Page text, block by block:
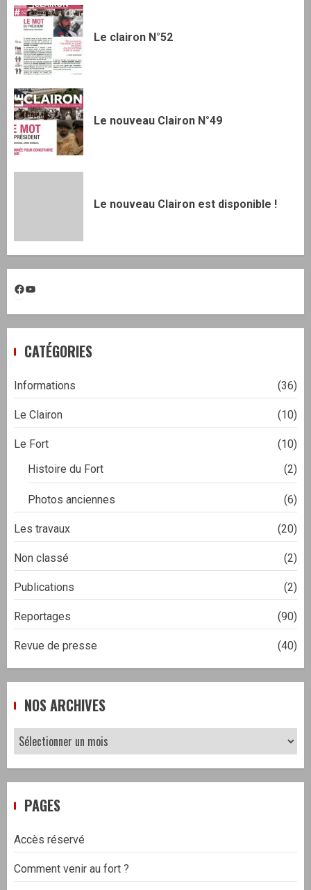
Le clairon N°52
Le nouveau Clairon N°49
Le nouveau Clairon est disponible !
CATÉGORIES
Informations (36)
Le Clairon (10)
Le Fort
(10)
Histoire du Fort
(2)
Photos anciennes (6)
Les travaux (20)
Non classé (2)
Publications (2)
Reportages (90)
Revue de presse (40)
NOS ARCHIVES
Nos
archives
PAGES
Accès réservé
Comment venir au fort ?